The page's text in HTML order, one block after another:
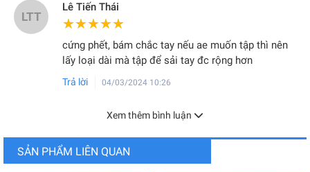
LTT
Lê Tiến Thái
★★★★★
★★★★★
cứng phết, bám chắc tay nếu ae muốn tập thì nên
lấy loại dài mà tập để sải tay đc rộng hơn
Trả lời 04/03/2024 10:26
Xem thêm bình luận
SẢN PHẨM LIÊN QUAN